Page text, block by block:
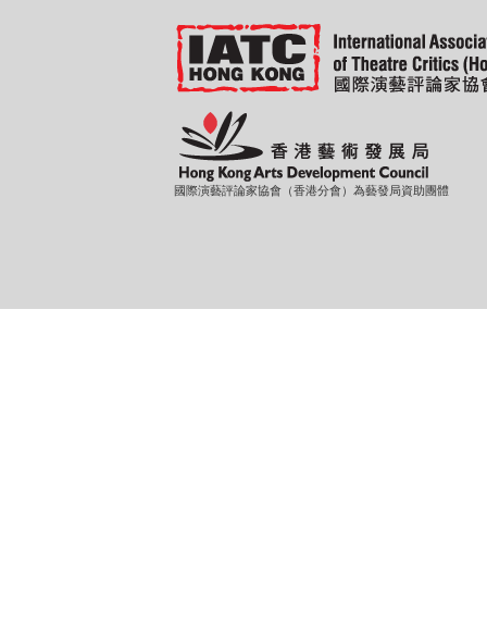
國際演藝評論家協會（香港分會）為藝發局資助團體